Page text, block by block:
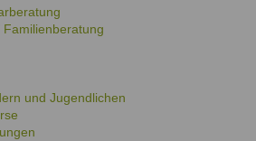
und Jugendlichen